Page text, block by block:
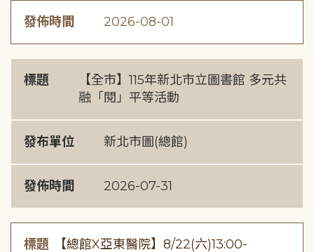
發佈時間 2026-08-01
標題
【全市】115年新北市立圖書館 多元共
融「閱」平等活動
發布單位 新北市圖(總館)
發佈時間 2026-07-31
標題
【總館X亞東醫院】8/22(六)13:00-